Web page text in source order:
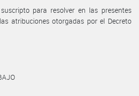
para resolver en las presentes
atribuciones otorgadas por el Decreto